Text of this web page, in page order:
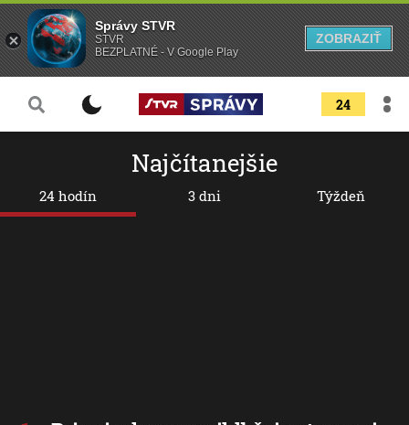
24
Najčítanejšie
24 hodín 3 dni Týždeň
Správy STVR
STVR
BEZPLATNÉ - V Google Play
ZOBRAZIŤ